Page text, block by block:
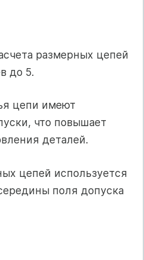
размерных цепей
до 5.
цепи имеют
что повышает
деталей.
цепей используется
поля допуска